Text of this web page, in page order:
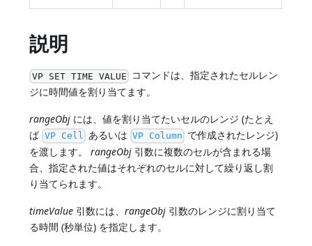
説明
VP SET TIME VALUE コマンドは、指定されたセルレン
ジに時間値を割り当てます。
rangeObj には、値を割り当てたいセルのレンジ (たとえ
ば VP Cell あるいは VP Column で作成されたレンジ)
を渡します。rangeObj 引数に複数のセルが含まれる場
合、指定された値はそれぞれのセルに対して繰り返し割
り当てられます。
timeValue 引数には、rangeObj 引数のレンジに割り当て
る時間 (秒単位) を指定します。